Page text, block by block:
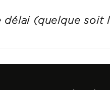
délai (quelque